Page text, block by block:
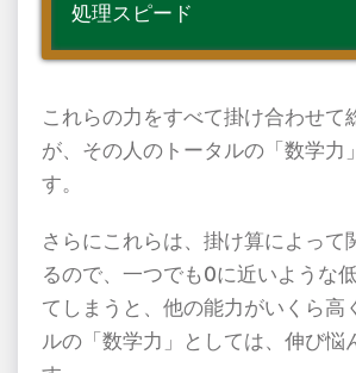
処理スピード
これらの力をすべて掛け合わせて
が、その人のトータルの「数学力
す。
さらにこれらは、掛け算によって
るので、一つでも0に近いような
てしまうと、他の能力がいくら高
ルの「数学力」としては、伸び悩